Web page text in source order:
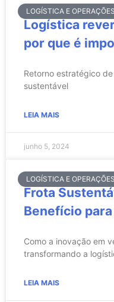
LOGÍSTICA E OPERAÇÕES
Logística
por que é
Retorno estratégico
sustentável
LEIA MAIS
junho 5, 2024
LOGÍSTICA E OPERAÇÕES
Frota
Benefício
Como a inovação em
transformando a
LEIA MAIS